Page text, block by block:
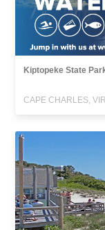
Kiptopeke State
CAPE CHARLES,